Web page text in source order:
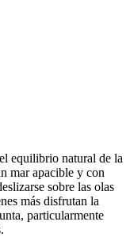
equilibrio natural de la
mar apacible y con
sobre las olas
más disfrutan la
particularmente